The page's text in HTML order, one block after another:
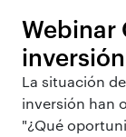
Webinar
inversión
La situación
inversión han
"¿Qué